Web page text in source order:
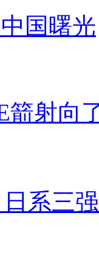
国曙光
箭射向
系三